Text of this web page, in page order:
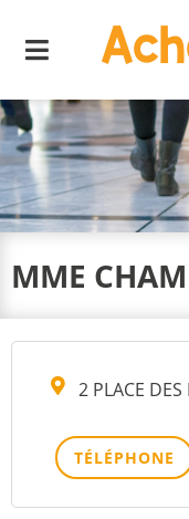
Menu
MME
2 PLACE
TÉLÉPHONE